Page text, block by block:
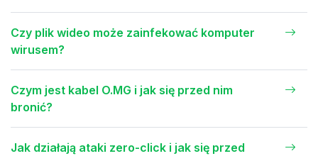
Czy plik wideo może zainfekować komputer
wirusem?
Czym jest kabel O.MG i jak się przed nim
bronić?
Jak działają ataki zero-click i jak się przed